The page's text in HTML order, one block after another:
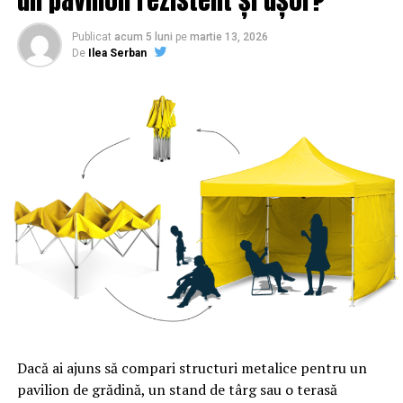
Publicat acum 5 luni pe martie 13, 2026
De
Ilea Serban
Dacă ai ajuns să compari structuri metalice pentru un
pavilion de grădină, un stand de târg sau o terasă